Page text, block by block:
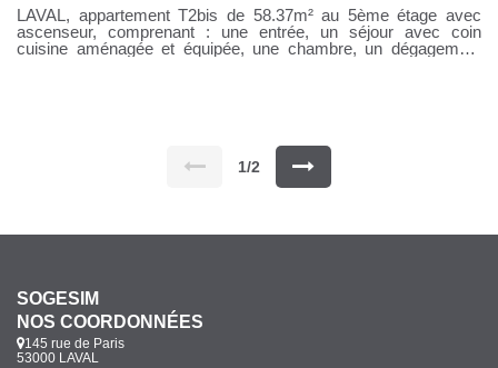
LAVAL, appartement T2bis de 58.37m² au 5ème étage avec
ascenseur, comprenant : une entrée, un séjour avec coin
cuisine aménagée et équipée, une chambre, un dégagement
nous transmettre votre dossier par mail.
1/2
SOGESIM
NOS COORDONNÉES
145 rue de Paris
53000 LAVAL